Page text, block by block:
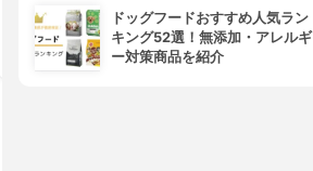
3.66(1)
¥1,498
ドッグフードおすすめ人気ラン
キング52選！無添加・アレルギ
ー対策商品を紹介